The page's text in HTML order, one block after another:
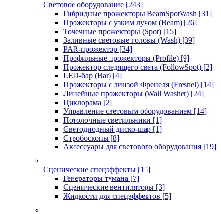
Световое оборудование [243]
Гибридные прожекторы BeamSpotWash [31]
Прожекторы с узким лучом (Beam) [26]
Точечные прожекторы (Spot) [15]
Заливные световые головы (Wash) [39]
PAR-прожектор [34]
Профильные прожекторы (Profile) [9]
Прожектор следящего света (FollowSpot) [2]
LED-бар (Bar) [4]
Прожекторы с линзой Френеля (Fresnel) [14]
Линейные прожекторы (Wall Washer) [24]
Циклорама [2]
Управление световым оборудованием [14]
Потолочные светильники [1]
Светодиодный диско-шар [1]
Стробоскопы [8]
Аксессуары для светового оборудования [19]
Сценические спецэффекты [15]
Генераторы тумана [7]
Сценические вентиляторы [3]
Жидкости для спецэффектов [5]